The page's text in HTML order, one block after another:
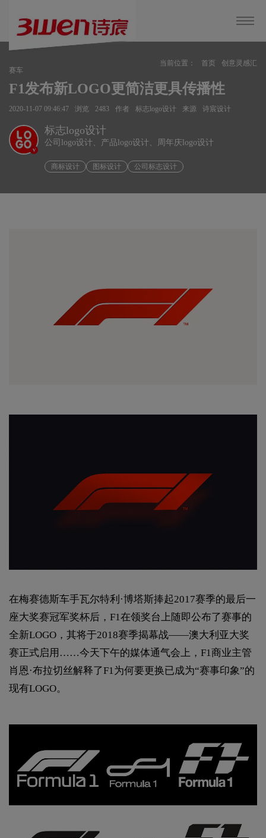
当前位置： 首页
创意灵感汇
赛车
F1发布新LOGO更简洁更具传播性
2020-11-07 09:46:47 浏览 2483 作者 标志logo设计 来源 诗宸设计
v
标志logo设计
公司logo设计、产品logo设计、周年庆logo设计
商标设计 图标设计 公司标志设计
在梅赛德斯车手瓦尔特利·博塔斯捧起2017赛季的最后一
座大奖赛冠军奖杯后，F1在领奖台上随即公布了赛事的
全新LOGO，其将于2018赛季揭幕战——澳大利亚大奖
赛正式启用……今天下午的媒体通气会上，F1商业主管
肖恩·布拉切丝解释了F1为何要更换已成为“赛事印象”的
现有LOGO。